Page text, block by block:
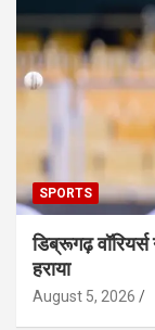
SPORTS
डिब्रूगढ़
हराया
August 5, 2026